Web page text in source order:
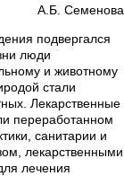
А.Б. Семенова
подвергался
люди
и животному
стали
Лекарственные
переработанном
санитарии и
лекарственными
лечения